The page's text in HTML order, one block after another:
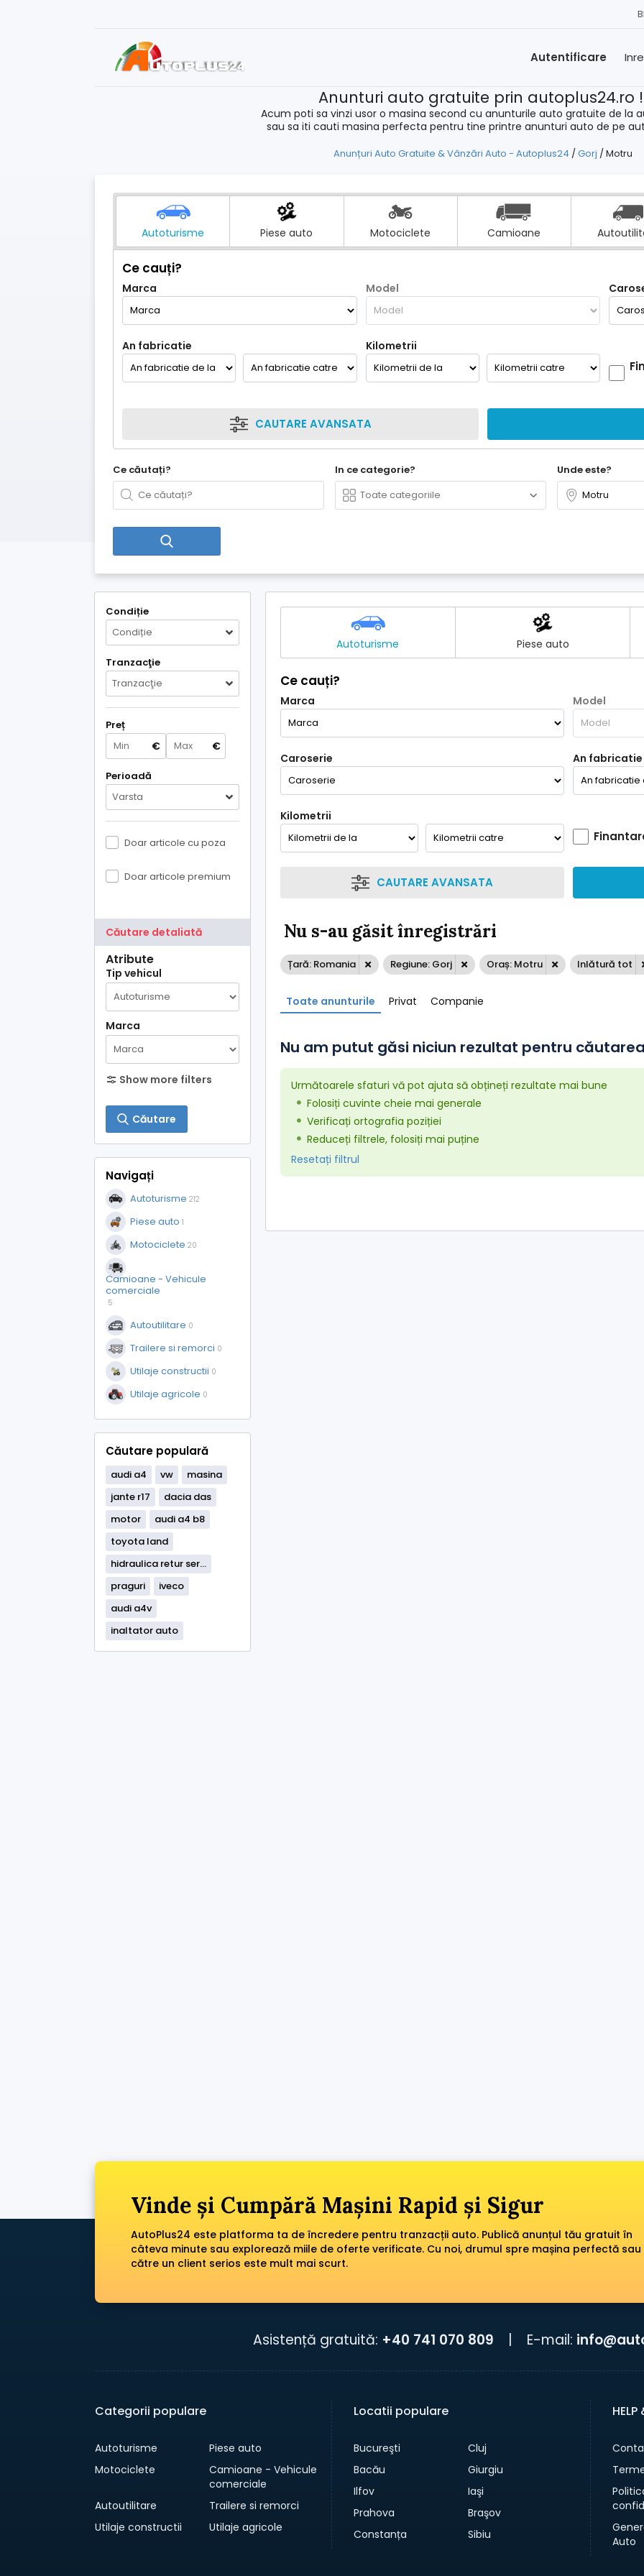
Autentificare
Anunturi auto gratuite prin autoplus24.ro !
Acum poti sa vinzi usor o masina second cu anunturile auto gratuite de la
sau sa iti cauti masina perfecta pentru tine printre anunturi auto de pe
Anunțuri Auto Gratuite & Vânzări Auto - Autoplus24 /Gorj /Motru
Autoturisme Piese auto Motociclete Camioane
Ce cauți?
Marca Model
An fabricatie Kilometrii
CAUTARE AVANSATA
Ce căutați? In ce categorie? Unde este?
Condiție
Condiție
Tranzacţie
Tranzacţie
Preț
€ €
Perioadă
Varsta
Doar articole cu poza
Doar articole premium
Căutare detaliată
Atribute
Tip vehicul
Marca
Show more filters
Căutare
Navigați
Autoturisme 212
Piese auto 1
Motociclete 20
Camioane - Vehicule
comerciale
5
Autoutilitare 0
Trailere si remorci 0
Utilaje constructii 0
Utilaje agricole 0
Căutare populară
audi a4 vw
masina
jante r17
dacia das
motor
audi a4 b8
toyota land
hidraulica retur ser...
praguri
iveco
audi a4v
inaltator auto
Autoturisme Piese auto
Ce cauți?
Marca Model
Caroserie An fabricatie
Kilometrii
CAUTARE AVANSATA
Nu s-au găsit înregistrări
Țară: Romania Regiune: Gorj Oraș: Motru Inlătură tot
Toate anunturile Privat Companie
Nu am putut găsi niciun rezultat pentru
Următoarele sfaturi vă pot ajuta să obțineți rezultate mai bune
Folosiți cuvinte cheie mai generale
Verificați ortografia poziției
Reduceți filtrele, folosiți mai puține
Resetați filtrul
Vinde și Cumpără Mașini Rapid și Sigur
AutoPlus24 este platforma ta de încredere pentru tranzacții auto. Publică anunțul tău gratuit în
câteva minute sau explorează miile de oferte verificate. Cu noi, drumul spre mașina perfectă sau
către un client serios este mult mai scurt.
Asistență gratuită: +40 741 070 809 E-mail:
Categorii populare
Autoturisme
Piese auto
Motociclete
Camioane - Vehicule
comerciale
Autoutilitare
Trailere si remorci
Utilaje constructii
Utilaje agricole
Locatii populare
Bucureşti
Cluj
Bacău
Giurgiu
Ilfov
Iaşi
Prahova
Braşov
Constanța
Sibiu
HELP
Auto